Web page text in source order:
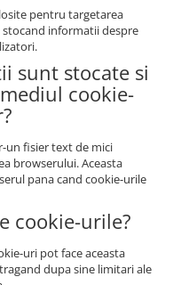
pentru targetarea
informatii despre
sunt stocate si
cookie-
un fisier text de mici
browserului. Aceasta
pana cand cookie-urile
cookie-urile?
uri pot face aceasta
dupa sine limitari ale